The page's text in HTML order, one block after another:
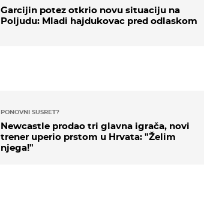
Garcijin potez otkrio novu situaciju na
Poljudu: Mladi hajdukovac pred odlaskom
PONOVNI SUSRET?
Newcastle prodao tri glavna igrača, novi
trener uperio prstom u Hrvata: "Želim
njega!"